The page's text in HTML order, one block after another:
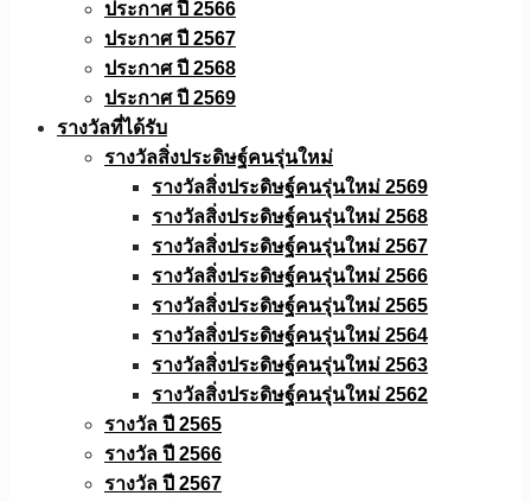
ประกาศ ปี 2566
ประกาศ ปี 2567
ประกาศ ปี 2568
ประกาศ ปี 2569
รางวัลที่ได้รับ
รางวัลสิ่งประดิษฐ์คนรุ่นใหม่
รางวัลสิ่งประดิษฐ์คนรุ่นใหม่ 2569
รางวัลสิ่งประดิษฐ์คนรุ่นใหม่ 2568
รางวัลสิ่งประดิษฐ์คนรุ่นใหม่ 2567
รางวัลสิ่งประดิษฐ์คนรุ่นใหม่ 2566
รางวัลสิ่งประดิษฐ์คนรุ่นใหม่ 2565
รางวัลสิ่งประดิษฐ์คนรุ่นใหม่ 2564
รางวัลสิ่งประดิษฐ์คนรุ่นใหม่ 2563
รางวัลสิ่งประดิษฐ์คนรุ่นใหม่ 2562
รางวัล ปี 2565
รางวัล ปี 2566
รางวัล ปี 2567